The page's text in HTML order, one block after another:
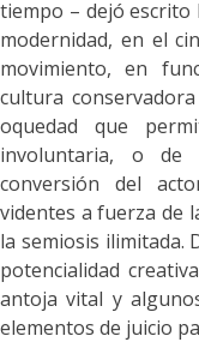
tiempo – dejó escrito
modernidad, en el
movimiento, en
cultura
oquedad que
involuntaria, o de
conversión del
videntes a fuerza de
la semiosis ilimitada.
potencialidad
antoja vital y
elementos de juicio